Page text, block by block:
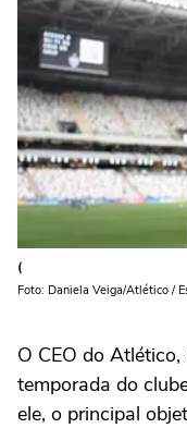
(
Foto: Daniela Veiga/Atlético /
O CEO do
temporada do
ele, o principal